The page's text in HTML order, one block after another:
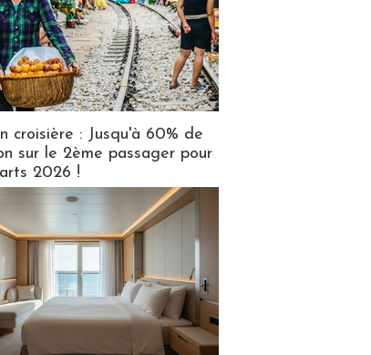
croisière : Jusqu'à 60% de
sur le 2ème passager pour
2026 !